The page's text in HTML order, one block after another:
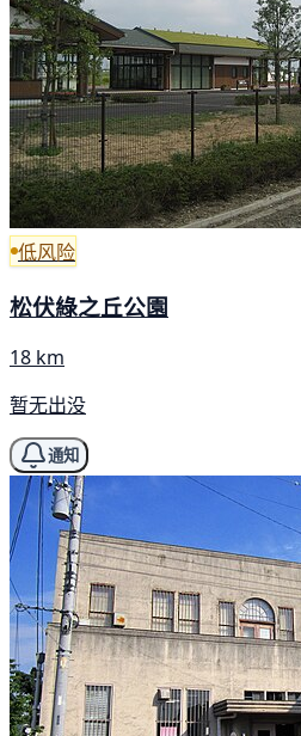
低风险
松伏綠之丘公園
18 km
暂无出没
通知